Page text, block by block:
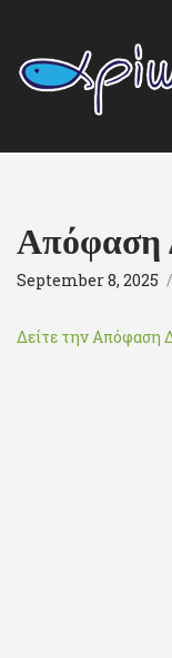
Απόφαση
September 8, 2025
Δείτε την Απόφαση